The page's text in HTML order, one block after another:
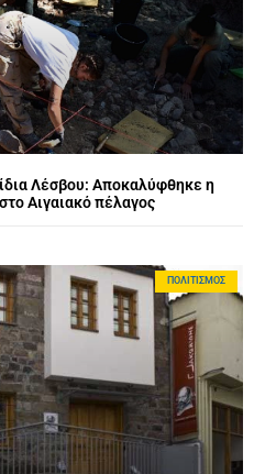
Λέσβου: Αποκαλύφθηκε η
Αιγαιακό πέλαγος
ΠΟΛΙΤΙΣΜΌΣ